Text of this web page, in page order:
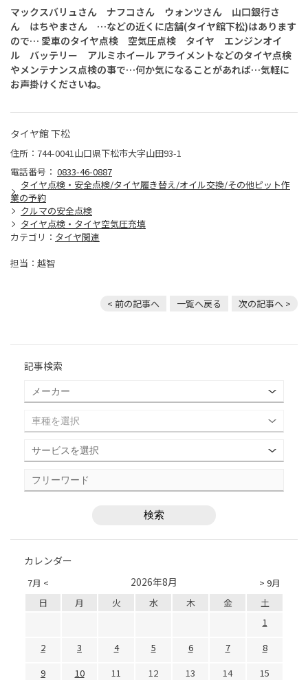
マックスバリュさん ナフコさん ウォンツさん 山口銀行さ
ん はちやまさん …などの近くに店舗(タイヤ館下松)はあります
ので… 愛車のタイヤ点検 空気圧点検 タイヤ エンジンオイ
ル バッテリー アルミホイール アライメントなどのタイヤ点検
やメンテナンス点検の事で…何か気になることがあれば…気軽に
お声掛けくださいね。
タイヤ館 下松
住所：744-0041山口県下松市大字山田93-1
電話番号： 0833-46-0887
タイヤ点検・安全点検/タイヤ履き替え/オイル交換/その他ピット作
業の予約
クルマの安全点検
タイヤ点検・タイヤ空気圧充填
カテゴリ： タイヤ関連
担当：越智
< 前の記事へ 一覧へ戻る 次の記事へ >
記事検索
カレンダー
7月 < > 9月
2026年8月
日 月 火 水 木 金
土
1
2
3 4 5 6 7
8
9
10 11 12 13 14
15